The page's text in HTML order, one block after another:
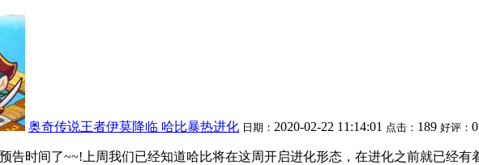
奥奇传说王者伊莫降临 哈比暴热进化 日期： 2020-02-22 11:14:01 点击： 189 好评： 0
告时间了~~!上周我们已经知道哈比将在这周开启进化形态，在进化之前就已经